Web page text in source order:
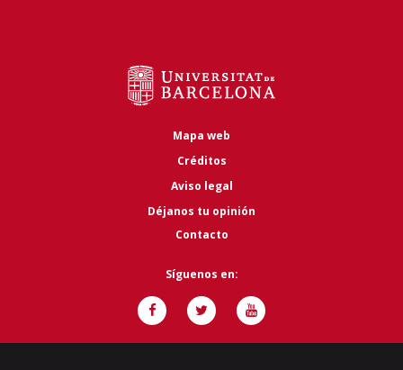
Mapa web
Créditos
Aviso legal
Déjanos tu opinión
Contacto
Síguenos en: